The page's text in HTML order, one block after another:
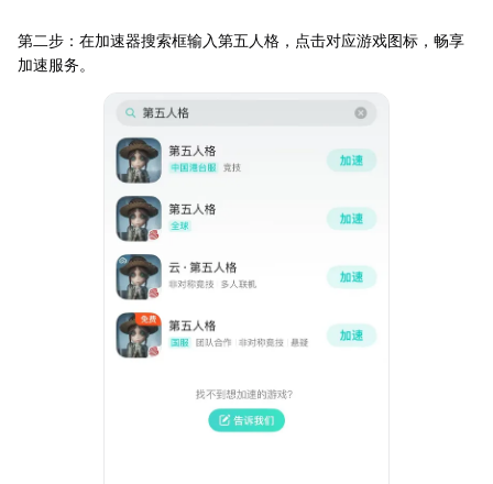
第二步：在加速器搜索框输入第五人格，点击对应游戏图标，畅享
加速服务。